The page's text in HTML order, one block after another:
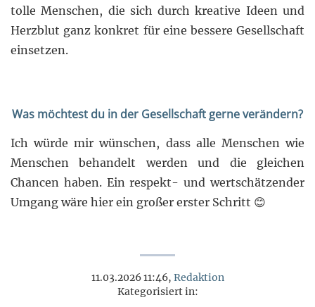
tolle Menschen, die sich durch kreative Ideen und
Herzblut ganz konkret für eine bessere Gesellschaft
einsetzen.
Was möchtest du in der Gesellschaft gerne verändern?
Ich würde mir wünschen, dass alle Menschen wie
Menschen behandelt werden und die gleichen
Chancen haben. Ein respekt- und wertschätzender
Umgang wäre hier ein großer erster Schritt 😊
11.03.2026 11:46, Redaktion
Kategorisiert in: